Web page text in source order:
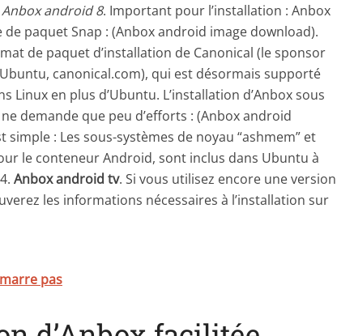
Anbox android 8. Important pour l’installation : Anbox
paquet Snap : (Anbox android image download).
de paquet d’installation de Canonical (le sponsor
canonical.com), qui est désormais supporté
Linux en plus d’Ubuntu. L’installation d’Anbox sous
demande que peu d’efforts : (Anbox android
simple : Les sous-systèmes de noyau “ashmem” et
le conteneur Android, sont inclus dans Ubuntu à
Anbox android tv. Si vous utilisez encore une version
les informations nécessaires à l’installation sur
pas